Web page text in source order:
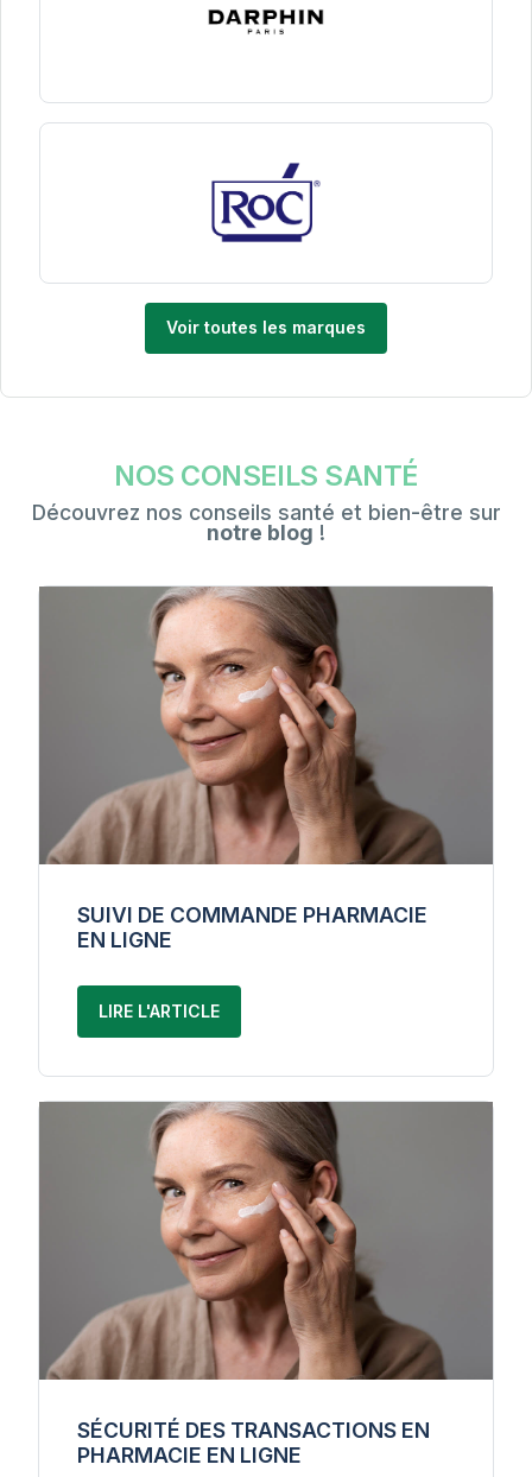
Voir toutes les marques
NOS CONSEILS SANTÉ
Découvrez nos conseils santé et bien-être sur
notre blog !
SUIVI DE COMMANDE PHARMACIE
EN LIGNE
LIRE L'ARTICLE
SÉCURITÉ DES TRANSACTIONS EN
PHARMACIE EN LIGNE